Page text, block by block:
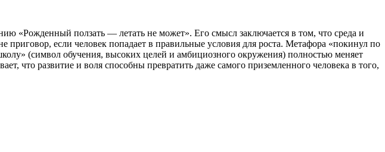
«Рожденный ползать — летать не может». Его смысл заключается в том, что среда и
если человек попадает в правильные условия для роста. Метафора «покинул по
(символ обучения, высоких целей и амбициозного окружения) полностью меняет
что развитие и воля способны превратить даже самого приземленного человека в того,